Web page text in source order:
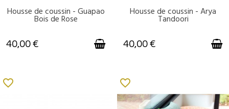
DISPONIBLE
Housse de coussin - Guapao
Bois de Rose
40,00 €
DISPONIBLE
Housse de coussin - Arya
Tandoori
40,00 €
favorite_border favorite_border